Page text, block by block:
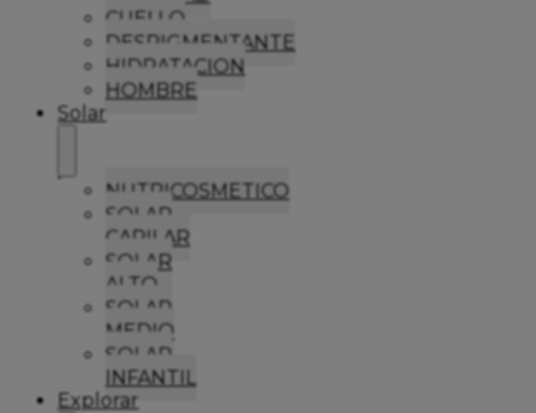
CUELLO
DESPIGMENTANTE
HIDRATACION
HOMBRE
Solar
NUTRICOSMETICO
SOLAR
CAPILAR
SOLAR
ALTO
SOLAR
MEDIO
SOLAR
INFANTIL
Explorar